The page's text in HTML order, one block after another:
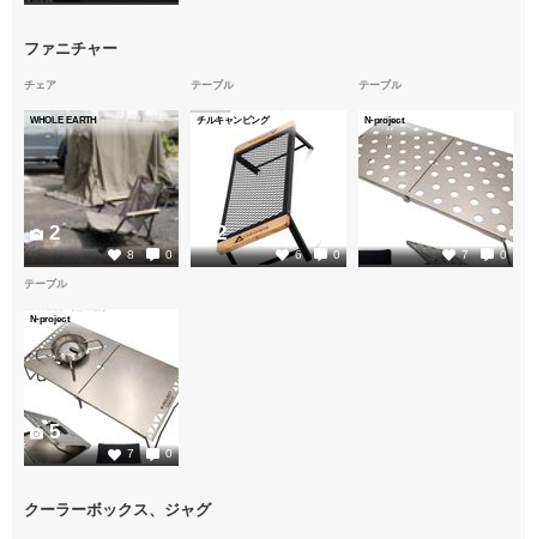
ファニチャー
チェア
WHOLE EARTH
8 0
2
テーブル
チルキャンピング
6 0
2
テーブル
N-project
7 0
テーブル
N-project
7 0
5
クーラーボックス、ジャグ